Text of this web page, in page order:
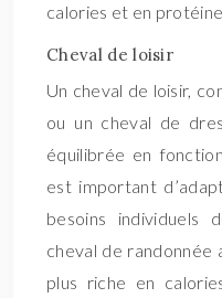
calories et en
Cheval de loisir
Un cheval de loisir,
ou un cheval de
équilibrée en
est important
besoins individuels
cheval de randonnée
plus riche en